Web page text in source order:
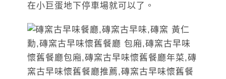
在小巨蛋地下停車場就可以了。